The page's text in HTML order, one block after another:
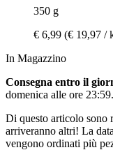
350 g
€ 6,99 (€ 19,97 /
In Magazzino
Consegna entro il
domenica alle ore 23:59.
Di questo articolo sono
arriveranno altri! La
vengono ordinati più